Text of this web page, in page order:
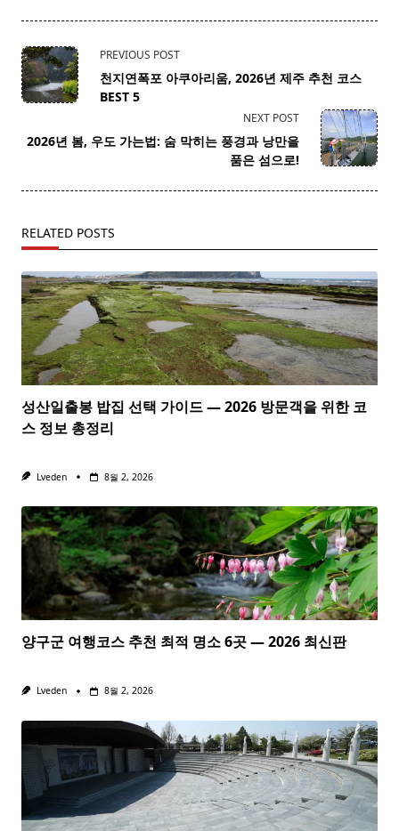
<span
class="nav-
subtitle
reader-
PREVIOUS POST
천지연폭포 아쿠아리움, 2026년 제주 추천 코스
BEST 5
NEXT POST
2026년 봄, 우도 가는법: 숨 막히는 풍경과 낭만을
품은 섬으로!
RELATED POSTS
성산일출봉 밥집 선택 가이드 — 2026 방문객을 위한 코
스 정보 총정리
Lveden 8월 2, 2026
양구군 여행코스 추천 최적 명소 6곳 — 2026 최신판
Lveden 8월 2, 2026